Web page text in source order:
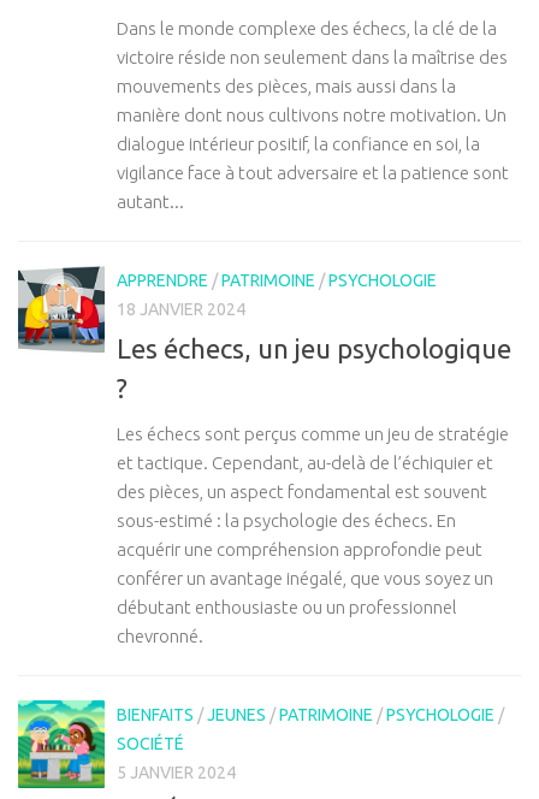
Dans le monde complexe des échecs, la clé de la
victoire réside non seulement dans la maîtrise des
mouvements des pièces, mais aussi dans la
manière dont nous cultivons notre motivation. Un
dialogue intérieur positif, la confiance en soi, la
vigilance face à tout adversaire et la patience sont
autant...
APPRENDRE /PATRIMOINE /PSYCHOLOGIE
18 JANVIER 2024
Les échecs, un jeu psychologique
?
Les échecs sont perçus comme un jeu de stratégie
et tactique. Cependant, au-delà de l’échiquier et
des pièces, un aspect fondamental est souvent
sous-estimé : la psychologie des échecs. En
acquérir une compréhension approfondie peut
conférer un avantage inégalé, que vous soyez un
débutant enthousiaste ou un professionnel
chevronné.
BIENFAITS /JEUNES /PATRIMOINE /PSYCHOLOGIE /
SOCIÉTÉ
5 JANVIER 2024